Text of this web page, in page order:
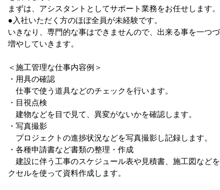
まずは、アシスタントとしてサポート業務をお任せします。
●入社いただく方のほぼ全員が未経験です。
いきなり、専門的な事はできませんので、出来る事を一つ
増やしていきます。
＜施工管理な仕事内容例＞
・用具の確認
仕事で使う道具などのチェックを行います。
・目視点検
建物などを目で見て、異変がないかを確認します。
・写真撮影
プロジェクトの進捗状況などを写真撮影し記録します。
・各種申請書など書類の整理・作成
建設に伴う工事のスケジュール表や見積書、施工図など
クセルを使って資料作成します。